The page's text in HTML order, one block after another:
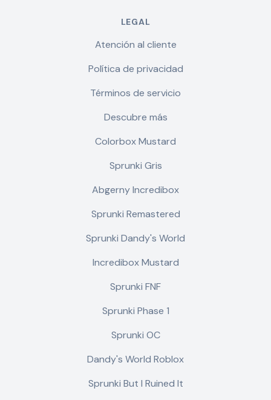
LEGAL
Atención al cliente
Política de privacidad
Términos de servicio
Descubre más
Colorbox Mustard
Sprunki Gris
Abgerny Incredibox
Sprunki Remastered
Sprunki Dandy's World
Incredibox Mustard
Sprunki FNF
Sprunki Phase 1
Sprunki OC
Dandy's World Roblox
Sprunki But I Ruined It